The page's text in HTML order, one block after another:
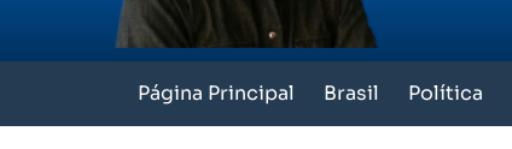
Página Principal Brasil Política